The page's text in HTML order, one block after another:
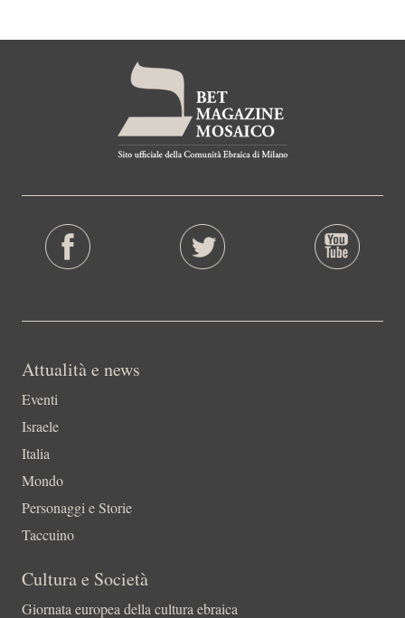
Attualità e news
Eventi
Israele
Italia
Mondo
Personaggi e Storie
Taccuino
Cultura e Società
Giornata europea della cultura ebraica